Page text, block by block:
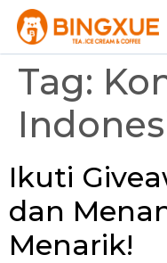
Tag:
Ikuti
dan
Menarik!